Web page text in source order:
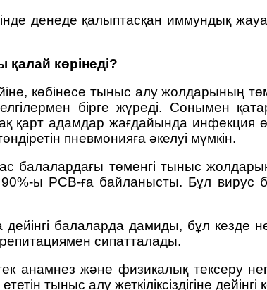
денеде қалыптасқан иммундық
көрінеді?
көбінесе тыныс алу жолдарының
бірге жүреді. Сонымен
қарт адамдар жағдайында
пневмонияға әкелуі мүмкін.
жас балалардағы төменгі тыныс
90%-ы РСВ-ға байланысты. Бұл вирус
дейінгі балаларда дамиды, бұл кезде
сипатталады.
анамнез және физикалық тексеру
тыныс алу жеткіліксіздігіне дейінгі